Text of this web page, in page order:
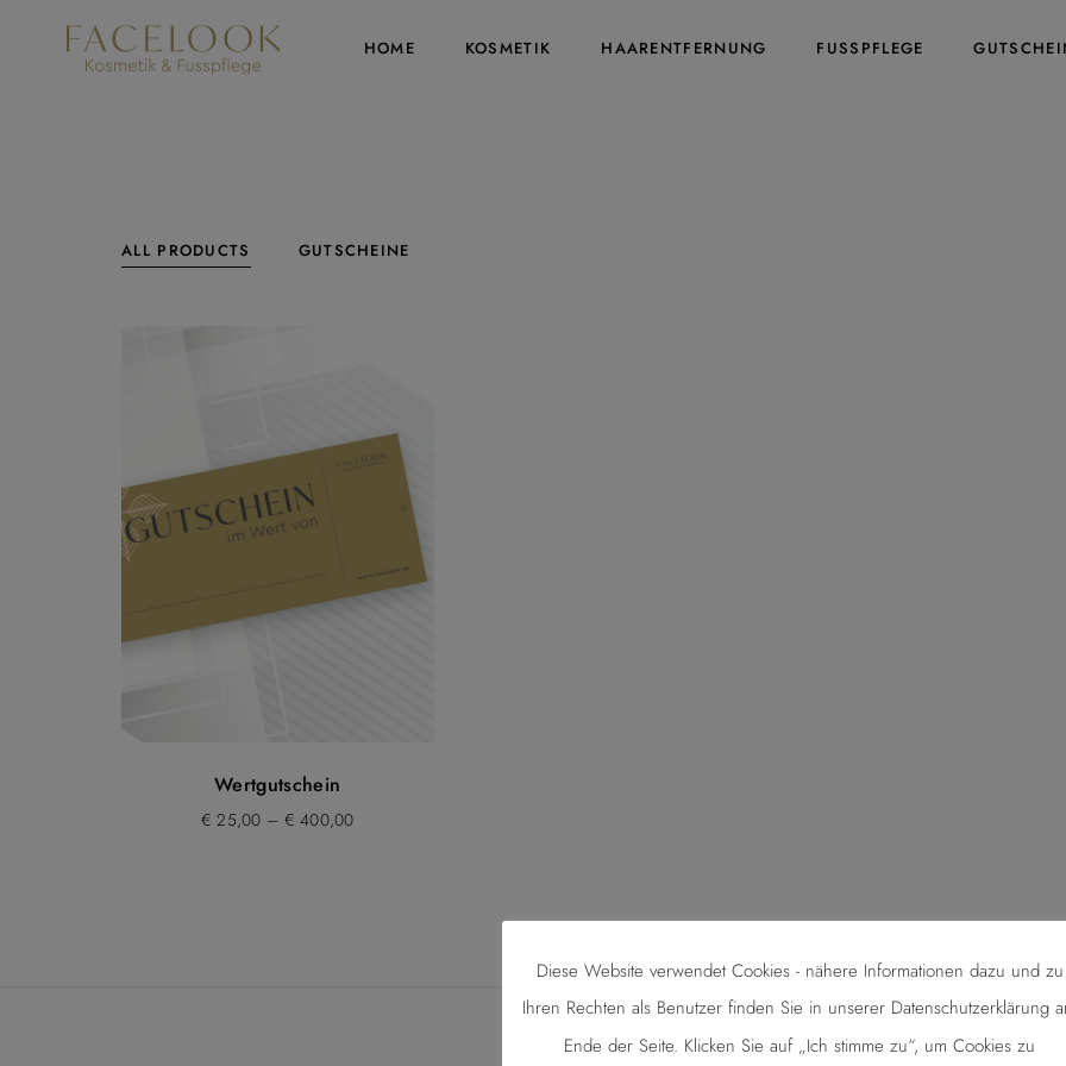
HOME KOSMETIK HAARENTFERNUNG FUSSPFLEGE
ALL PRODUCTS GUTSCHEINE
Wertgutschein
€ 25,00 – € 400,00
Diese Website verwendet Cookies - nähere Informationen dazu und zu
Ihren Rechten als Benutzer finden Sie in unserer Datenschutzerklärung
Ende der Seite. Klicken Sie auf „Ich stimme zu“, um Cookies zu